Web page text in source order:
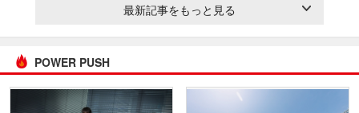
最新記事をもっと見る
POWER PUSH